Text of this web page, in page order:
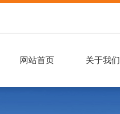
网站首页 关于我们